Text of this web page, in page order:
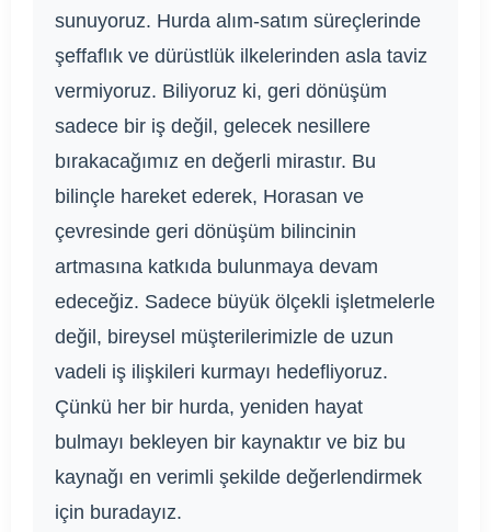
sunuyoruz. Hurda alım-satım süreçlerinde
şeffaflık ve dürüstlük ilkelerinden asla taviz
vermiyoruz. Biliyoruz ki, geri dönüşüm
sadece bir iş değil, gelecek nesillere
bırakacağımız en değerli mirastır. Bu
bilinçle hareket ederek, Horasan ve
çevresinde geri dönüşüm bilincinin
artmasına katkıda bulunmaya devam
edeceğiz. Sadece büyük ölçekli işletmelerle
değil, bireysel müşterilerimizle de uzun
vadeli iş ilişkileri kurmayı hedefliyoruz.
Çünkü her bir hurda, yeniden hayat
bulmayı bekleyen bir kaynaktır ve biz bu
kaynağı en verimli şekilde değerlendirmek
için buradayız.